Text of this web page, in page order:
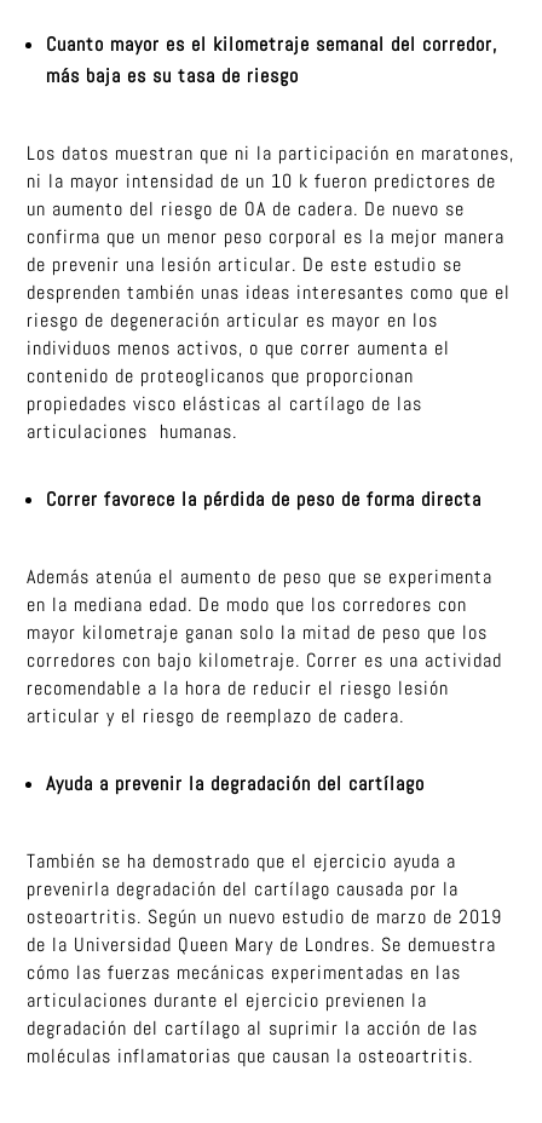
Cuanto mayor es el kilometraje semanal del corredor,
más baja es su tasa de riesgo
Los datos muestran que ni la participación en maratones,
ni la mayor intensidad de un 10 k fueron predictores de
un aumento del riesgo de OA de cadera. De nuevo se
confirma que un menor peso corporal es la mejor manera
de prevenir una lesión articular. De este estudio se
desprenden también unas ideas interesantes como que el
riesgo de degeneración articular es mayor en los
individuos menos activos, o que correr aumenta el
contenido de proteoglicanos que proporcionan
propiedades visco elásticas al cartílago de las
articulaciones humanas.
Correr favorece la pérdida de peso de forma directa
Además atenúa el aumento de peso que se experimenta
en la mediana edad. De modo que los corredores con
mayor kilometraje ganan solo la mitad de peso que los
corredores con bajo kilometraje. Correr es una actividad
recomendable a la hora de reducir el riesgo lesión
articular y el riesgo de reemplazo de cadera.
Ayuda a prevenir la degradación del cartílago
También se ha demostrado que el ejercicio ayuda a
prevenirla degradación del cartílago causada por la
osteoartritis. Según un nuevo estudio de marzo de 2019
de la Universidad Queen Mary de Londres. Se demuestra
cómo las fuerzas mecánicas experimentadas en las
articulaciones durante el ejercicio previenen la
degradación del cartílago al suprimir la acción de las
moléculas inflamatorias que causan la osteoartritis.